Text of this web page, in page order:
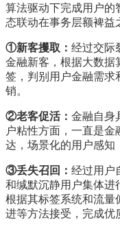
算法驱动下完成用户的
态联动在事务层额裨益
①新客攫取： 经过交际
金融新客，根据大数据
签，判别用户金融需求
销。
②老客促活： 金融自身
户粘性方面，一直是
达，场景化的用户感知
③丢失召回： 经过用户
和缄默沉静用户集体进
根据其标签系统和流量
进等方法接受，完成优